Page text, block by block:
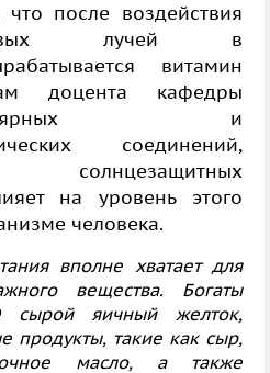
что после воздействия
лучей в
витамин
доцента кафедры
и
соединений,
солнцезащитных
на уровень этого
человека.
вполне хватает для
вещества. Богаты
сырой яичный желток,
продукты, такие как сыр,
масло, а также